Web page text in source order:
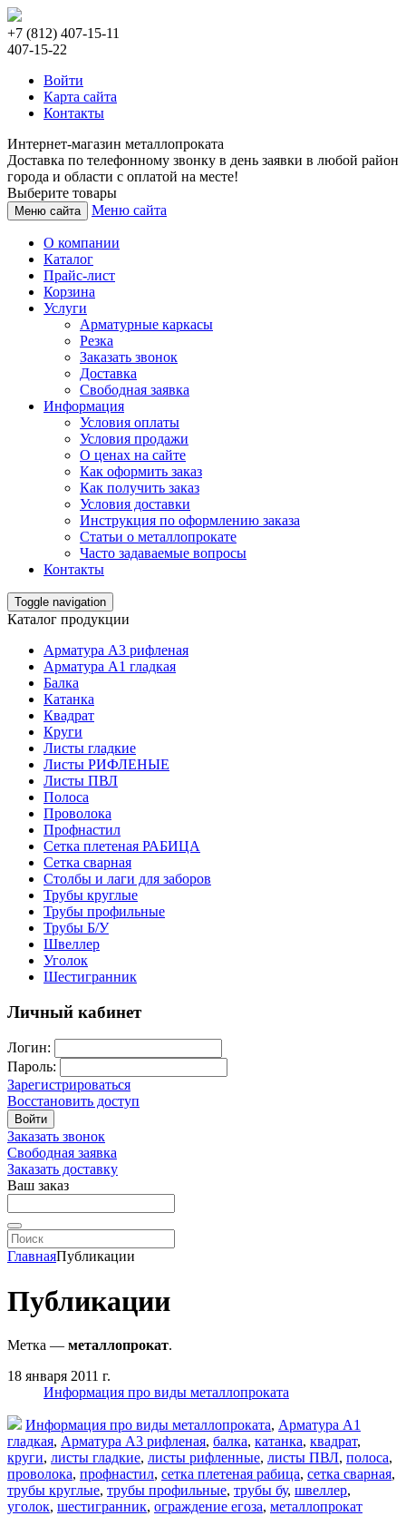
+7 (812) 407-15-11
407-15-22
Войти
Карта сайта
Контакты
Интернет-магазин металлопроката
Доставка по телефонному звонку в день заявки в любой район
города и области с оплатой на месте!
Выберите товары
Меню сайта Меню сайта
О компании
Каталог
Прайс-лист
Корзина
Услуги
Арматурные каркасы
Резка
Заказать звонок
Доставка
Свободная заявка
Информация
Условия оплаты
Условия продажи
О ценах на сайте
Как оформить заказ
Как получить заказ
Условия доставки
Инструкция по оформлению заказа
Статьи о металлопрокате
Часто задаваемые вопросы
Контакты
Toggle navigation
Каталог продукции
Арматура А3 рифленая
Арматура А1 гладкая
Балка
Катанка
Квадрат
Круги
Листы гладкие
Листы РИФЛЕНЫЕ
Листы ПВЛ
Полоса
Проволока
Профнастил
Сетка плетеная РАБИЦА
Сетка сварная
Столбы и лаги для заборов
Трубы круглые
Трубы профильные
Трубы Б/У
Швеллер
Уголок
Шестигранник
Личный кабинет
Логин:
Пароль:
Зарегистрироваться
Восстановить доступ
Войти
Заказать звонок
Свободная заявка
Заказать доставку
Ваш заказ
ГлавнаяПубликации
Публикации
Метка — металлопрокат.
18 января 2011 г.
Информация про виды металлопроката
Информация про виды металлопроката, Арматура А1
гладкая, Арматура А3 рифленая, балка, катанка, квадрат,
круги, листы гладкие, листы рифленные, листы ПВЛ, полоса,
проволока, профнастил, сетка плетеная рабица, сетка сварная,
трубы круглые, трубы профильные, трубы бу, швеллер,
уголок, шестигранник, ограждение егоза, металлопрокат